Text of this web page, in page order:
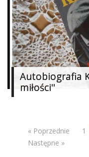
Autobiografia
miłości"
« Poprzednie 1
Następne »